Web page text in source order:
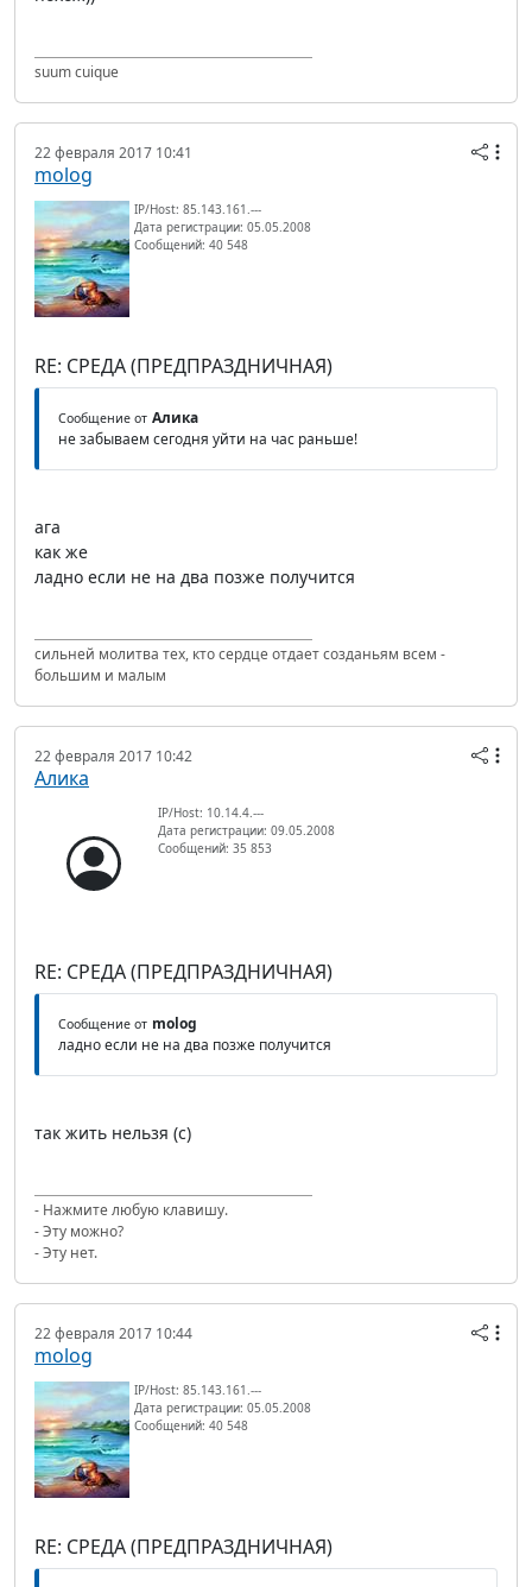
suum cuique
22 февраля 2017 10:41
molog
IP/Host: 85.143.161.---
Дата регистрации: 05.05.2008
Сообщений: 40 548
RE: СРЕДА (ПРЕДПРАЗДНИЧНАЯ)
Сообщение от Алика
не забываем сегодня уйти на час раньше!
ага
как же
ладно если не на два позже получится
сильней молитва тех, кто сердце отдает созданьям всем -
большим и малым
22 февраля 2017 10:42
Алика
IP/Host: 10.14.4.---
Дата регистрации: 09.05.2008
Сообщений: 35 853
RE: СРЕДА (ПРЕДПРАЗДНИЧНАЯ)
Сообщение от molog
ладно если не на два позже получится
так жить нельзя (с)
- Нажмите любую клавишу.
- Эту можно?
- Эту нет.
22 февраля 2017 10:44
molog
IP/Host: 85.143.161.---
Дата регистрации: 05.05.2008
Сообщений: 40 548
RE: СРЕДА (ПРЕДПРАЗДНИЧНАЯ)